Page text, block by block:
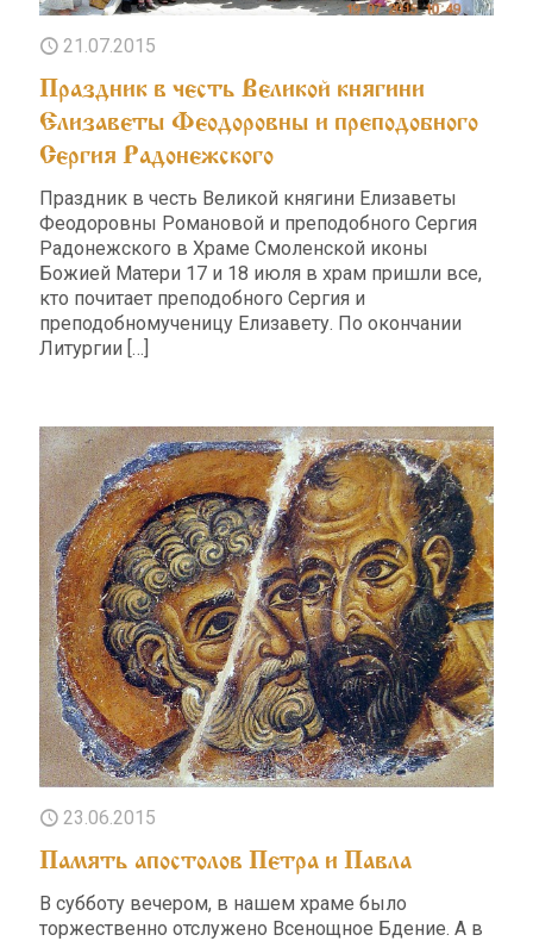
21.07.2015
Праздник в честь Великой княгини
Елизаветы Феодоровны и преподобного
Сергия Радонежского
Праздник в честь Великой княгини Елизаветы
Феодоровны Романовой и преподобного Сергия
Радонежского в Храме Смоленской иконы
Божией Матери 17 и 18 июля в храм пришли все,
кто почитает преподобного Сергия и
преподобномученицу Елизавету. По окончании
Литургии […]
23.06.2015
Память апостолов Петра и Павла
В субботу вечером, в нашем храме было
торжественно отслужено Всенощное Бдение. А в